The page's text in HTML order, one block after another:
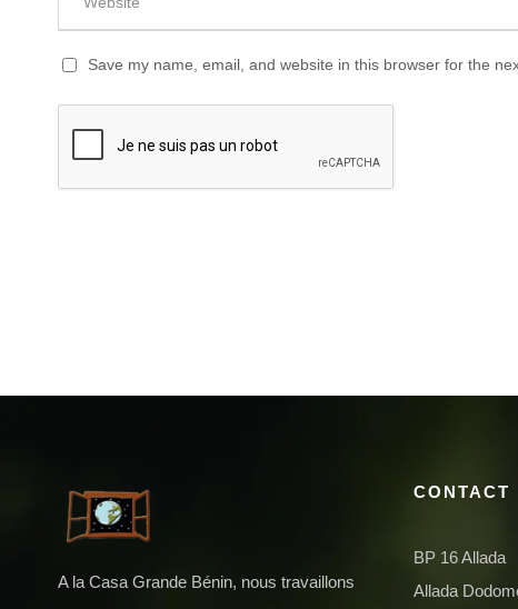
Save my name, email, and website in this browser for the
A la Casa Grande Bénin, nous travaillons
CONTACT
BP 16 Allada
Allada